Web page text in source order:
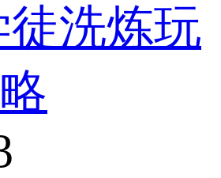
徒洗炼玩